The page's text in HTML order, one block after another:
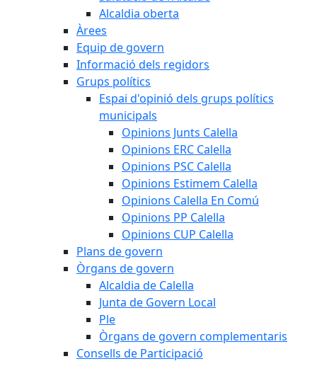
Alcaldia oberta
Àrees
Equip de govern
Informació dels regidors
Grups polítics
Espai d'opinió dels grups polítics
municipals
Opinions Junts Calella
Opinions ERC Calella
Opinions PSC Calella
Opinions Estimem Calella
Opinions Calella En Comú
Opinions PP Calella
Opinions CUP Calella
Plans de govern
Òrgans de govern
Alcaldia de Calella
Junta de Govern Local
Ple
Òrgans de govern complementaris
Consells de Participació